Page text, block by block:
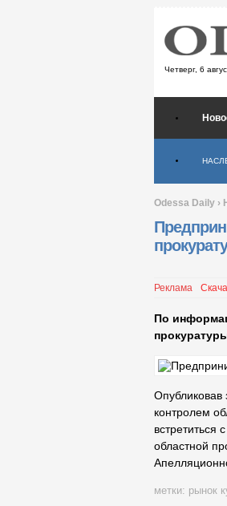
Четверг, 6
Odessa Daily ›
Реклама
По
Опубликовав
контролем
встретиться
областной
метки: рынок